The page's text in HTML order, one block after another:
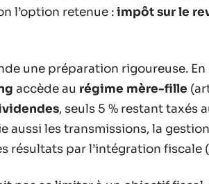
l’option retenue :impôt sur le
une préparation rigoureuse.
accède au régime mère-fille
, seuls 5 % restant taxés
aussi les transmissions, la
résultats par l’intégration fiscale